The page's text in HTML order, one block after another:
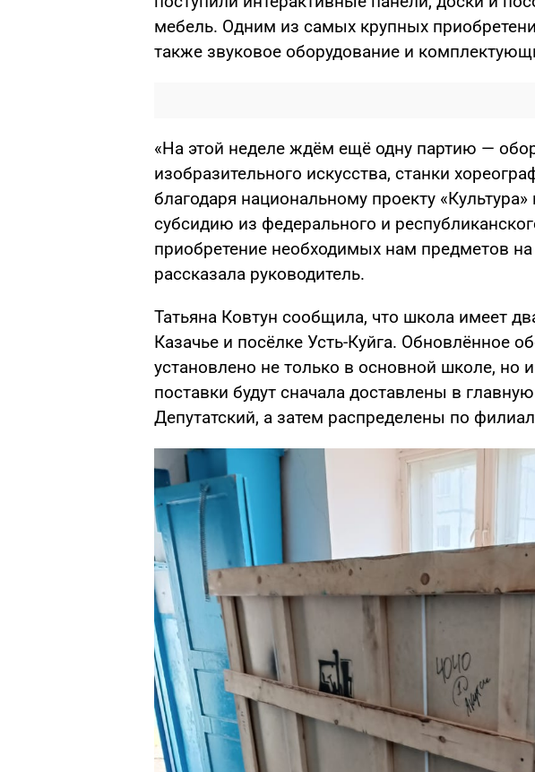
мебель. Одним из самых крупных
также звуковое оборудование и
«На этой неделе ждём ещё одну партию —
изобразительного искусства, станки
благодаря национальному проекту
субсидию из федерального и
приобретение необходимых нам предметов
рассказала руководитель.
Татьяна Ковтун сообщила, что школа имеет
Казачье и посёлке Усть-Куйга. Обновлённое
установлено не только в основной школе, но
поставки будут сначала доставлены в
Депутатский, а затем распределены по